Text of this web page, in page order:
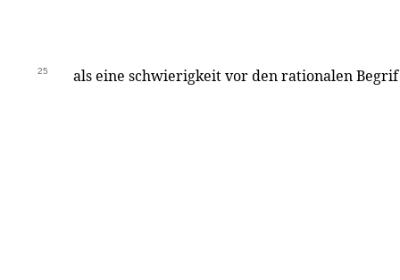
25 als eine schwierigkeit vor den rationalen